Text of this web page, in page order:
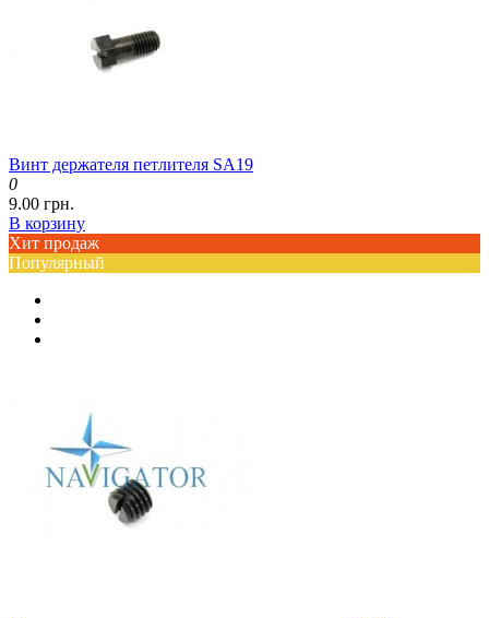
Винт держателя петлителя SA19
0
9.00 грн.
В корзину
Хит продаж
Популярный